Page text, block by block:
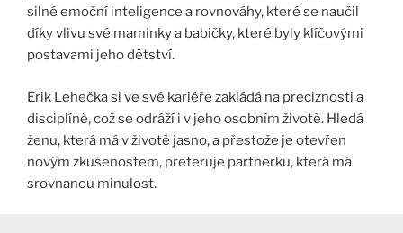
silné emoční inteligence a rovnováhy, které se naučil
díky vlivu své maminky a babičky, které byly klíčovými
postavami jeho dětství.
Erik Lehečka si ve své kariéře zakládá na preciznosti a
disciplíně, což se odráží i v jeho osobním životě. Hledá
ženu, která má v životě jasno, a přestože je otevřen
novým zkušenostem, preferuje partnerku, která má
srovnanou minulost.